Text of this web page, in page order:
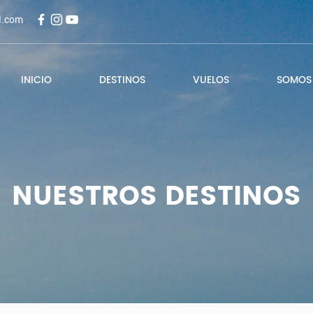
INICIO DESTINOS VUELOS
NUESTROS DESTINOS